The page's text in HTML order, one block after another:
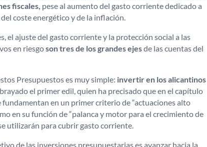
fiscales, pese al aumento del gasto corriente dedicado a
coste energético y de la inflación.
el ajuste del gasto corriente y la protección social a las
en riesgoson tres de los grandes ejesde las cuentas del
Presupuestos es muy simple: invertir en los alicantinos
el primer edil, quien ha precisado que en el capítulo
en un primer criterio de “actuaciones alto
en su función de “palanca y motor para el crecimiento de
utilizarán para cubrir gasto corriente.
de las inversiones presupuestarias es avanzar hacia la